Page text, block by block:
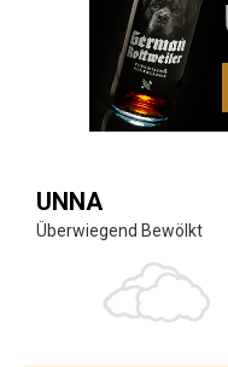
UNNA
Überwiegend Bewölkt